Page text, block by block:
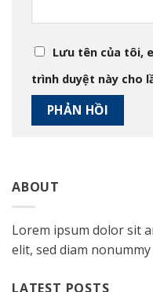
Lưu tên của tôi,
trình duyệt này cho
ABOUT
Lorem ipsum dolor sit
elit, sed diam
LATEST POSTS